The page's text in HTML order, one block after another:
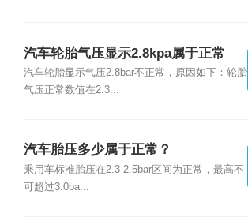
汽车轮胎气压显示2.8kpa属于正常
吗？
汽车轮胎显示气压2.8bar不正常，原因如下：轮胎
气压正常数值在2.3...
汽车胎压多少属于正常？
乘用车标准胎压在2.3-2.5bar区间为正常，最高不
可超过3.0ba...